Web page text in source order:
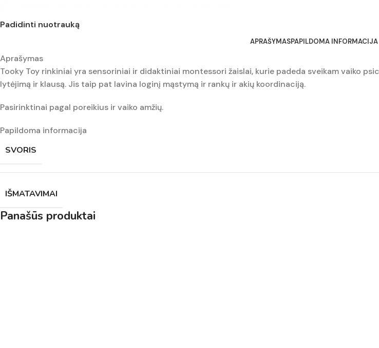
Padidinti nuotrauką
APRAŠYMASPAPILDOMA INFORMACIJA
Aprašymas
Tooky Toy rinkiniai yra sensoriniai ir didaktiniai montessori žaislai, kurie padeda sveikam vaiko
lytėjimą ir klausą. Jis taip pat lavina loginį mąstymą ir rankų ir akių koordinaciją.
Pasirinktinai pagal poreikius ir vaiko amžių.
Papildoma informacija
SVORIS
IŠMATAVIMAI
Panašūs produktai